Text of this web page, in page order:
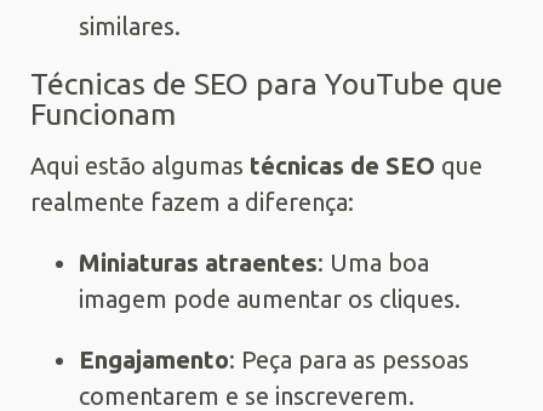
similares.
Técnicas de SEO para YouTube que
Funcionam
Aqui estão algumas técnicas de SEO que
realmente fazem a diferença:
Miniaturas atraentes: Uma boa
imagem pode aumentar os cliques.
Engajamento: Peça para as pessoas
comentarem e se inscreverem.